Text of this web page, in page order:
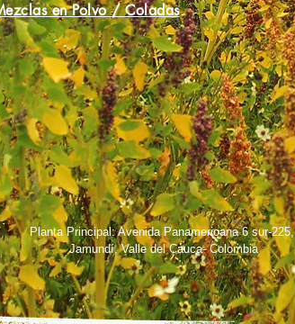
en Polvo / Coladas
Planta Principal: Avenida Panamericana 6 sur-225,
Jamundí, Valle del Cauca- Colombia